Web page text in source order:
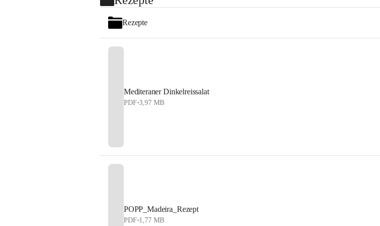
Rezepte
Mediteraner Dinkelreissalat
PDF•3,97 MB
POPP_Madeira_Rezept
PDF•1,77 MB